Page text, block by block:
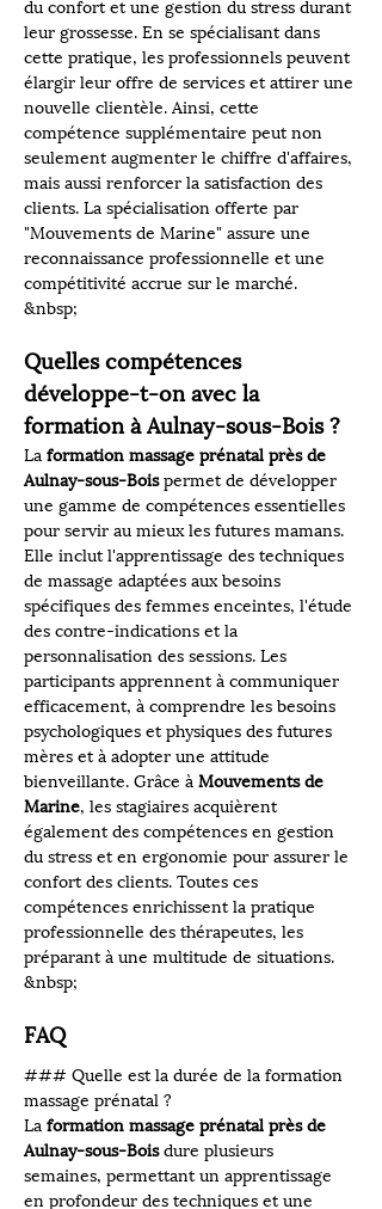
du confort et une gestion du stress durant
leur grossesse. En se spécialisant dans
cette pratique, les professionnels peuvent
élargir leur offre de services et attirer une
nouvelle clientèle. Ainsi, cette
compétence supplémentaire peut non
seulement augmenter le chiffre d'affaires,
mais aussi renforcer la satisfaction des
clients. La spécialisation offerte par
"Mouvements de Marine" assure une
reconnaissance professionnelle et une
compétitivité accrue sur le marché.
&nbsp;
Quelles compétences
développe-t-on avec la
formation à Aulnay-sous-Bois ?
La formation massage prénatal près de
Aulnay-sous-Bois permet de développer
une gamme de compétences essentielles
pour servir au mieux les futures mamans.
Elle inclut l'apprentissage des techniques
de massage adaptées aux besoins
spécifiques des femmes enceintes, l'étude
des contre-indications et la
personnalisation des sessions. Les
participants apprennent à communiquer
efficacement, à comprendre les besoins
psychologiques et physiques des futures
mères et à adopter une attitude
bienveillante. Grâce à Mouvements de
Marine, les stagiaires acquièrent
également des compétences en gestion
du stress et en ergonomie pour assurer le
confort des clients. Toutes ces
compétences enrichissent la pratique
professionnelle des thérapeutes, les
préparant à une multitude de situations.
&nbsp;
FAQ
### Quelle est la durée de la formation
massage prénatal ?
La formation massage prénatal près de
Aulnay-sous-Bois dure plusieurs
semaines, permettant un apprentissage
en profondeur des techniques et une